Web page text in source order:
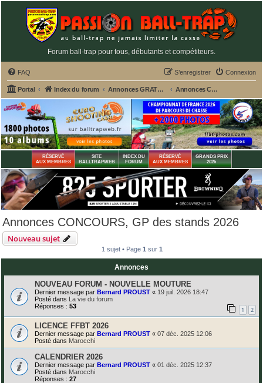
Forum ball-trap pour tous, débutants et compétiteurs.
FAQ Connexion
S’enregistrer
Portal Index du forum Annonces GRATUITES PASSION BALL-TRAP Annonces CONCOURS, GP des stands 2026
RÉSERVÉ
AUX MEMBRES
SITE
BALLTRAPWEB
INDEX DU
FORUM
RÉSERVÉ
AUX MEMBRES
GRANDS PRIX
2026
Annonces CONCOURS, GP des stands 2026
Nouveau sujet
1 sujet • Page 1 sur 1
Annonces
NOUVEAU FORUM - NOUVELLE MOUTURE
Dernier message par Bernard PROUST « 19 juil. 2026 18:47
Posté dans La vie du forum
Réponses : 53 1 2
LICENCE FFBT 2026
Dernier message par Bernard PROUST « 07 déc. 2025 12:06
Posté dans Marocchi
CALENDRIER 2026
Dernier message par Bernard PROUST « 01 déc. 2025 12:37
Posté dans Marocchi
Réponses : 27